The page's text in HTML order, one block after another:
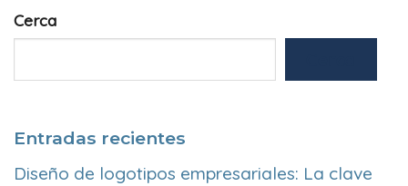
Cerca
Entradas recientes
Diseño de logotipos empresariales: La clave